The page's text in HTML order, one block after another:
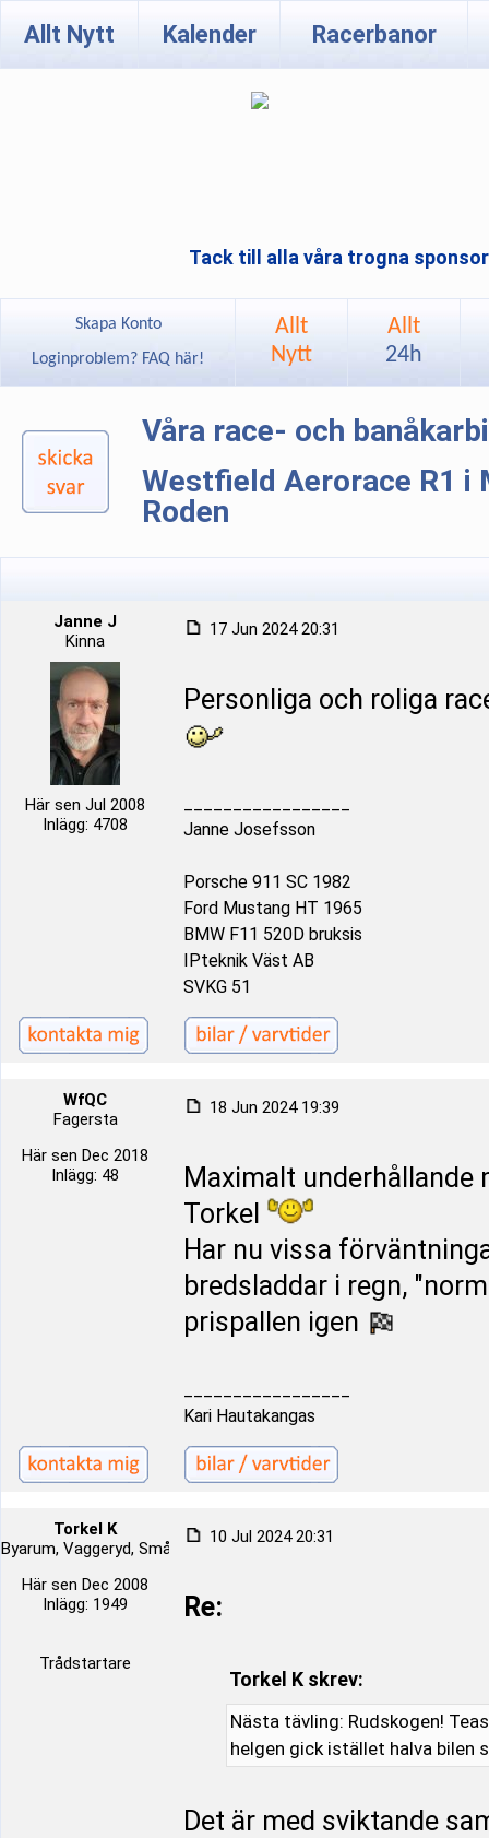
Allt Nytt Kalender Racerbanor
Tack till alla våra trogna
Skapa Konto
Loginproblem? FAQ här!
Allt
Nytt
Allt
24h
Våra race- och
Westfield Aerorace R1 i
Roden
Janne J
Kinna
Här sen Jul 2008
Inlägg: 4708
17 Jun 2024 20:31
Personliga och roliga
Janne Josefsson
Porsche 911 SC 1982
Ford Mustang HT 1965
BMW F11 520D bruksis
IPteknik Väst AB
SVKG 51
WfQC
Fagersta
Här sen Dec 2018
Inlägg: 48
18 Jun 2024 19:39
Maximalt
Torkel
Har nu vissa
bredsladdar i regn,
prispallen igen
Kari Hautakangas
Torkel K
Byarum, Vaggeryd, Småland, Sverige
Här sen Dec 2008
Inlägg: 1949
Trådstartare
10 Jul 2024 20:31
Re:
Torkel K skrev:
Nästa tävling: Rudskogen!
helgen gick istället halva bilen
Det är med sviktande